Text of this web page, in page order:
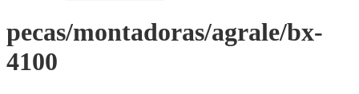
pecas/montadoras/agrale/bx-
4100